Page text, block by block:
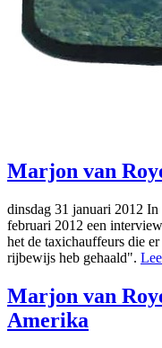
Marjon van
dinsdag 31 januari 2012 In
februari 2012 een
het de taxichauffeurs die
rijbewijs heb gehaald".
Marjon van
Amerika